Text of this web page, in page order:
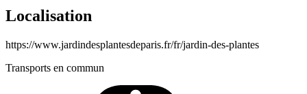
Localisation
https://www.jardindesplantesdeparis.fr/fr/jardin-des-plantes
Transports en commun